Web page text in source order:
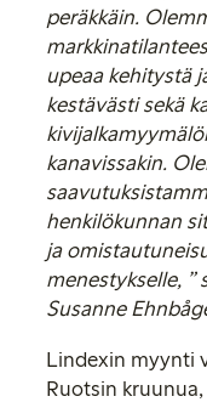
peräkkäin.
upeaa kehitystä
kestävästi sekä
kanavissakin.
henkilökunnan
ja
menestykselle,
Susanne
Lindexin myynti
Ruotsin